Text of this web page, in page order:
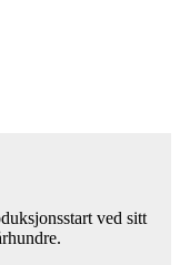
ved sitt